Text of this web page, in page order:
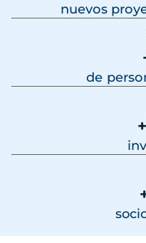
nuevos
de